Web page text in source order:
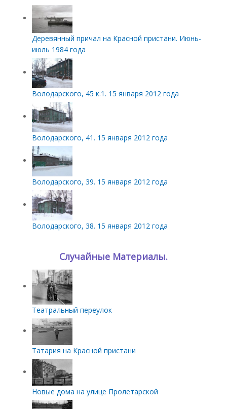
Деревянный причал на Красной пристани. Июнь-
июль 1984 года
Володарского, 45 к.1. 15 января 2012 года
Володарского, 41. 15 января 2012 года
Володарского, 39. 15 января 2012 года
Володарского, 38. 15 января 2012 года
Случайные Материалы.
Театральный переулок
Татария на Красной пристани
Новые дома на улице Пролетарской